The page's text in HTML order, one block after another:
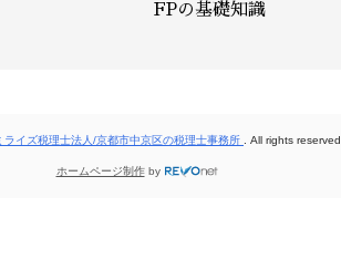
FPの基礎知識
ライズ税理士法人/京都市中京区の税理士事務所 . All rights reserved.
ホームページ制作by